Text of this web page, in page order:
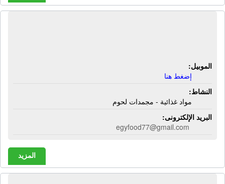
الموبيل:
إضغط هنا
النشاط:
مواد غذائية - مجمدات لحوم
البريد الإلكترونى:
egyfood77@gmail.com
المزيد